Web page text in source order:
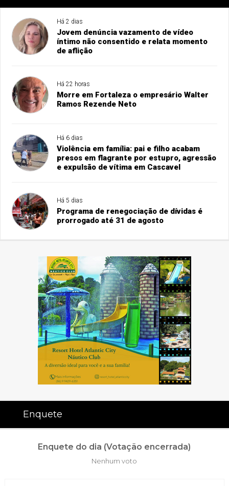
Há 2 dias
Jovem denúncia vazamento de vídeo
íntimo não consentido e relata momento
de aflição
Há 22 horas
Morre em Fortaleza o empresário Walter
Ramos Rezende Neto
Há 6 dias
Violência em família: pai e filho acabam
presos em flagrante por estupro, agressão
e expulsão de vítima em Cascavel
Há 5 dias
Programa de renegociação de dívidas é
prorrogado até 31 de agosto
Enquete
Enquete do dia (Votação encerrada)
Nenhum voto